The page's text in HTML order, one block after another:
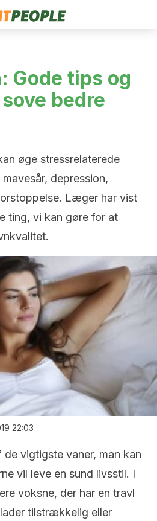
Gode tips og
bedre
øge stressrelaterede
depression,
Læger har vist
ting, vi kan gøre for at
22:03
vigtigste vaner, man kan
vil leve en sund livsstil. I
voksne, der har en travl
tilstrækkelig eller